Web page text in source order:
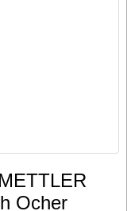
Ocher